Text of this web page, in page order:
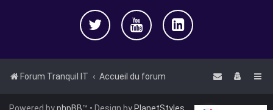
Forum Tranquil IT Accueil du forum